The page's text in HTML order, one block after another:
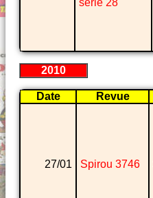
série 28
2010
Date Revue
27/01 Spirou 3746